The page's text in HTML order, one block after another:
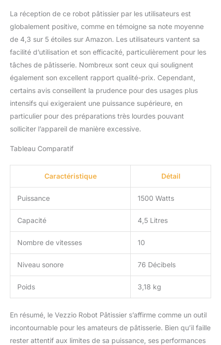
SUPPORT : Le batteur
électrique Vezzio est
également un excellent
cadeau pour vos amis et
votre famille. Nous avons
confiance en la qualité de
nos produits et nous
fournirons une
protection après-vente
pour nos produits, si
vous rencontrez des
problèmes lors de la
La réception de ce robot pâtissier par les utilisateurs est
globalement positive, comme en témoigne sa note moyenne
de 4,3 sur 5 étoiles sur Amazon. Les utilisateurs vantent sa
facilité d’utilisation et son efficacité, particulièrement pour les
tâches de pâtisserie. Nombreux sont ceux qui soulignent
également son excellent rapport qualité-prix. Cependant,
certains avis conseillent la prudence pour des usages plus
intensifs qui exigeraient une puissance supérieure, en
particulier pour des préparations très lourdes pouvant
solliciter l’appareil de manière excessive.
Tableau Comparatif
Caractéristique Détail
Puissance 1500 Watts
Capacité 4,5 Litres
Nombre de vitesses 10
Niveau sonore 76 Décibels
Poids 3,18 kg
En résumé, le Vezzio Robot Pâtissier s’affirme comme un outil
incontournable pour les amateurs de pâtisserie. Bien qu’il faille
rester attentif aux limites de sa puissance, ses performances